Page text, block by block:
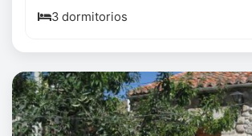
3 dormitorios